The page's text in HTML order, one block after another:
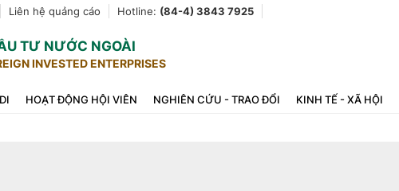
Liên hệ quảng cáo Hotline: (84-4) 3843 7925
TƯ NƯỚC NGOÀI
INVESTED ENTERPRISES
HOẠT ĐỘNG HỘI VIÊN NGHIÊN CỨU - TRAO ĐỔI KINH TẾ - XÃ HỘI